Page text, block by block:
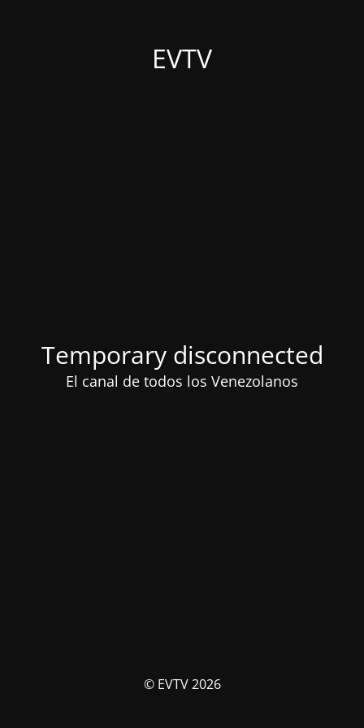
EVTV
Temporary disconnected
El canal de todos los Venezolanos
© EVTV 2026